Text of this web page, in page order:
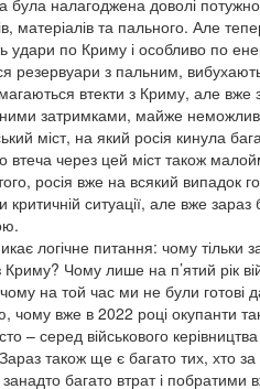
була налагоджена доволі
матеріалів та пального. Але
удари по Криму і особливо по
резервуари з пальним,
втекти з Криму, але вже
затримками, майже
міст, на який росія кинула
втеча через цей міст також
росія вже на всякий випадок
критичній ситуації, але вже
логічне питання: чому
Криму? Чому лише на п’ятий рік
на той час ми не були готові
чому вже в 2022 році окупанти
– серед військового
також ще є багато тих, хто
занадто багато втрат і